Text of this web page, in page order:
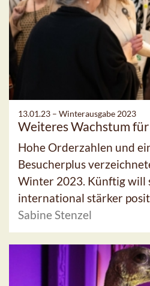
13.01.23 – Winterausgabe 2023
Weiteres Wachstum
Hohe Orderzahlen und
Besucherplus
Winter 2023. Künftig will
international stärker
Sabine Stenzel